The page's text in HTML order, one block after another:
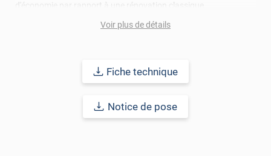
d'économie par rapport à une rénovation classique.
Pour donner une seconde jeunesse à vos murs ou meubles,
Grâce à son épaisseur, cet adhésif masque également les petites
imperfections. Classé A+ au test C.O.V et C-s2,d0 au feu, ce
: 10 ans en pose intérieur (anti craquèlement,
Voir plus de détails
Fiche technique
Notice de pose